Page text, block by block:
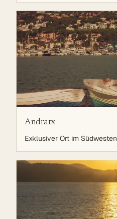
Andratx
Exklusiver Ort im Südwesten